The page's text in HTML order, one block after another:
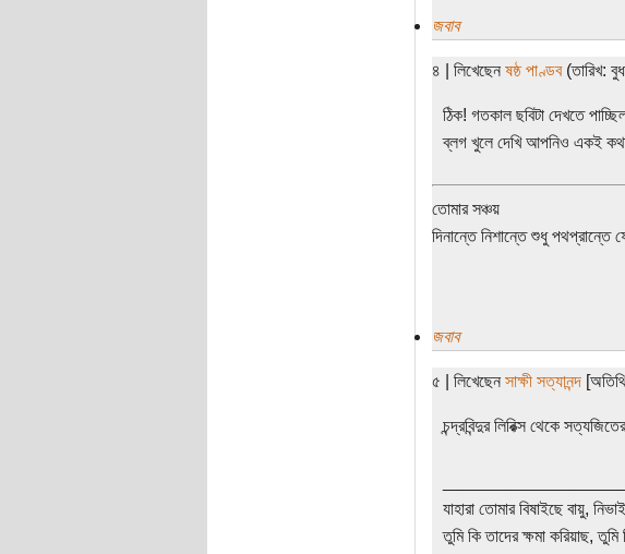
জবাব
৪ | লিখেছেন ষষ্ঠ পাণ্ডব(তারিখ:
ঠিক! গতকাল ছবিটা দেখতে
ব্লগ খুলে দেখি আপনিও একই
তোমার সঞ্চয়
দিনান্তে নিশান্তে শুধু পথপ্রান্তে
জবাব
৫ | লিখেছেন সাক্ষী সত্যানন্দ
চন্দ্রবিন্দুর লিরিক্স থেকে
যাহারা তোমার বিষাইছে বায়ু,
তুমি কি তাদের ক্ষমা করিয়াছ,